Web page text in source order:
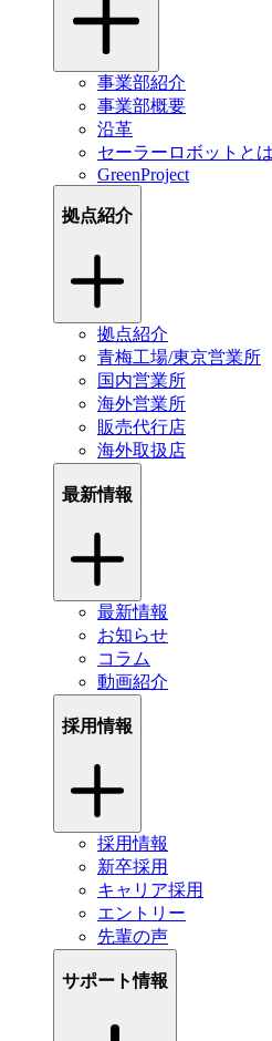
事業部紹介
事業部概要
沿革
セーラーロボットとは
GreenProject
拠点紹介
拠点紹介
青梅工場/東京営業所
国内営業所
海外営業所
販売代行店
海外取扱店
最新情報
最新情報
お知らせ
コラム
動画紹介
採用情報
採用情報
新卒採用
キャリア採用
エントリー
先輩の声
サポート情報